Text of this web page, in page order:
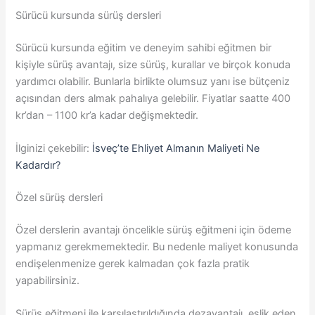
Sürücü kursunda sürüş dersleri
Sürücü kursunda eğitim ve deneyim sahibi eğitmen bir
kişiyle sürüş avantajı, size sürüş, kurallar ve birçok konuda
yardımcı olabilir. Bunlarla birlikte olumsuz yanı ise bütçeniz
açısından ders almak pahalıya gelebilir. Fiyatlar saatte 400
kr’dan – 1100 kr’a kadar değişmektedir.
İlginizi çekebilir: İsveç’te Ehliyet Almanın Maliyeti Ne
Kadardır?
Özel sürüş dersleri
Özel derslerin avantajı öncelikle sürüş eğitmeni için ödeme
yapmanız gerekmemektedir. Bu nedenle maliyet konusunda
endişelenmenize gerek kalmadan çok fazla pratik
yapabilirsiniz.